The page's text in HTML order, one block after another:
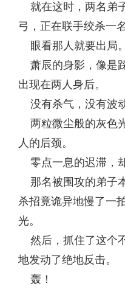
就在这时，两名弟
弓，正在联手绞杀一
眼看那人就要出局。
萧辰的身影，像是
出现在两人身后。
没有杀气，没有波动
两粒微尘般的灰色
人的后颈。
零点一息的迟滞，
那名被围攻的弟子
杀招竟诡异地慢了一
光。
然后，抓住了这个
地发动了绝地反击。
轰！